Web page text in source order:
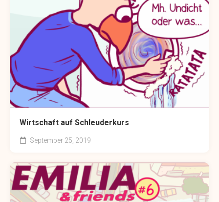
Wirtschaft auf Schleuderkurs
September 25, 2019